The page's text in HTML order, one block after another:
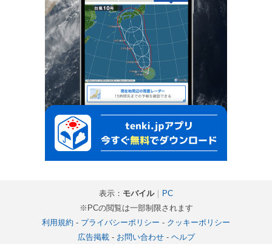
表示： モバイル｜ PC
※PCの閲覧は一部制限されます
利用規約 - プライバシーポリシー - クッキーポリシー
広告掲載- お問い合わせ- ヘルプ